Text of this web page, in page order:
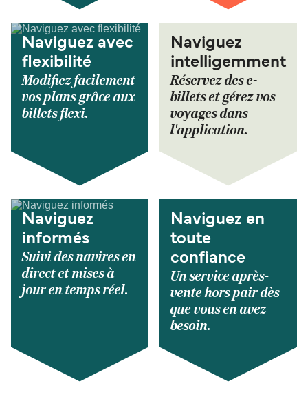
Naviguez avec
flexibilité
Modifiez facilement
vos plans grâce aux
billets flexi.
Naviguez
intelligemment
Réservez des e-
billets et gérez vos
voyages dans
l'application.
Naviguez
informés
Suivi des navires en
direct et mises à
jour en temps réel.
Naviguez en
toute
confiance
Un service après-
vente hors pair dès
que vous en avez
besoin.